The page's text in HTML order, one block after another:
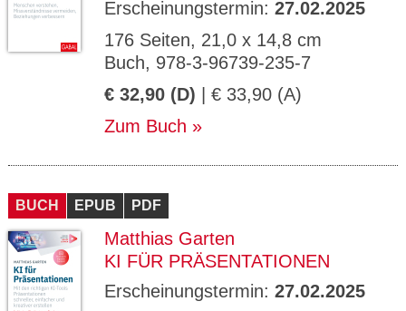
Erscheinungstermin: 27.02.2025
176 Seiten, 21,0 x 14,8 cm
Buch, 978-3-96739-235-7
€ 32,90 (D) | € 33,90 (A)
Zum Buch
BUCH EPUB PDF
Matthias Garten
KI FÜR PRÄSENTATIONEN
Erscheinungstermin: 27.02.2025